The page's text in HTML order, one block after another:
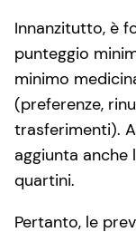
Innanzitutto, è
punteggio
minimo
(preferenze,
trasferimenti).
aggiunta anche
quartini.
Pertanto, le